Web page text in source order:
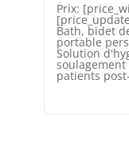
Prix:
Bath, bidet
portable
Solution
patients